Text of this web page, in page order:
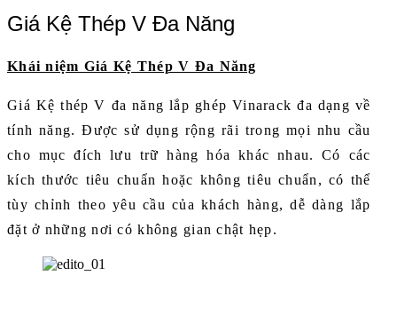
Giá Kệ Thép V Đa Năng
Khái niệm Giá Kệ Thép V Đa Năng
Giá Kệ thép V đa năng lắp ghép Vinarack đa dạng về
tính năng. Được sử dụng rộng rãi trong mọi nhu cầu
cho mục đích lưu trữ hàng hóa khác nhau. Có các
kích thước tiêu chuẩn hoặc không tiêu chuẩn, có thể
tùy chỉnh theo yêu cầu của khách hàng, dễ dàng lắp
đặt ở những nơi có không gian chật hẹp.